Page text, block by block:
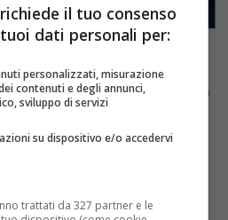
– Foto: Instagram
film “Wish”? Ebbene, questa
della17enne Asha
isola di Rosas, al largo
il mondo conosce
dei desideri” e la vita sembra
il tuo consenso
dati personali per:
personalizzati, misurazione
contenuti e degli annunci,
sviluppo di servizi
su dispositivo e/o accedervi
trattati da 327 partner e le